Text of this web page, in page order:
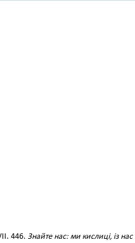
446. Знайте нас: ми кислиці, із нас